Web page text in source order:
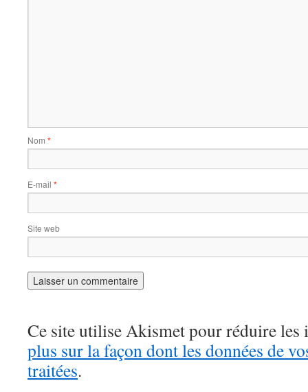
Nom *
E-mail *
Site web
Ce site utilise Akismet pour réduire les
plus sur la façon dont les données de
traitées.